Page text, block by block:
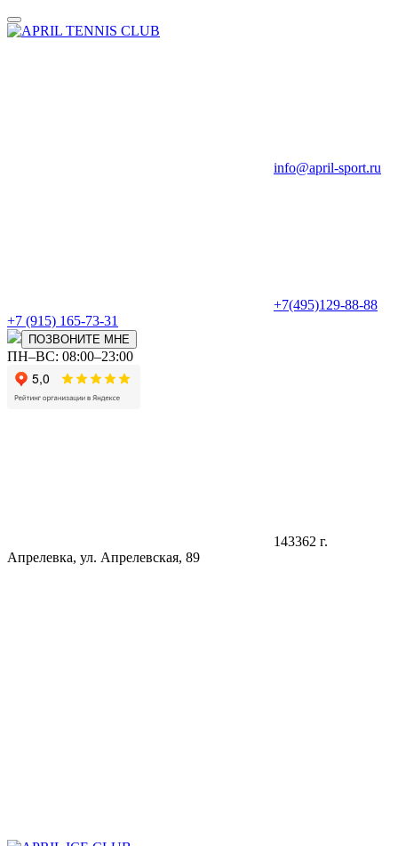
info@april-sport.ru
+7(495)129-88-88
+7 (915) 165-73-31
ПОЗВОНИТЕ МНЕ
ПН–ВС: 08:00–23:00
143362 г.
Апрелевка, ул. Апрелевская, 89